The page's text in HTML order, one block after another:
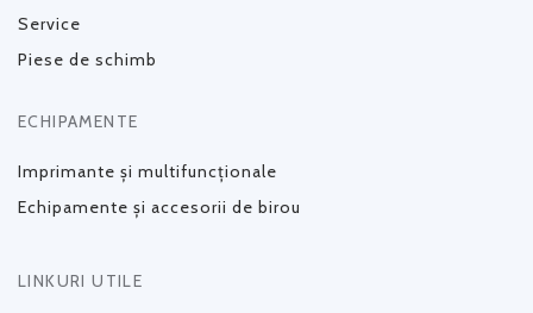
Service
Piese de schimb
ECHIPAMENTE
Imprimante și multifuncționale
Echipamente și accesorii de birou
LINKURI UTILE